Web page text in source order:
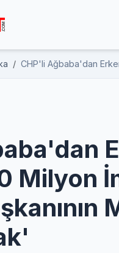
CHP'li Ağbaba'dan
Milyon